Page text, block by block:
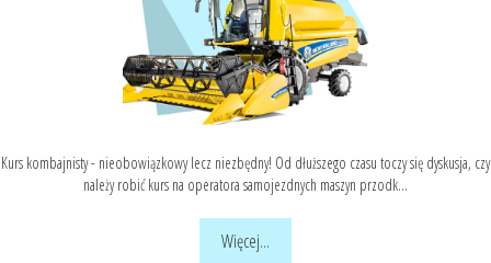
Kurs kombajnisty - nieobowiązkowy lecz niezbędny! Od dłuższego czasu toczy się dyskusja, czy
należy robić kurs na operatora samojezdnych maszyn przodk...
Więcej...